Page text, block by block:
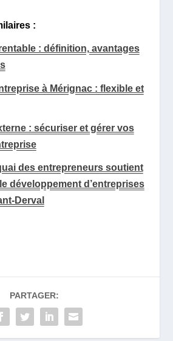
:
: définition, avantages
à Mérignac : flexible et
: sécuriser et gérer vos
des entrepreneurs soutient
développement d’entreprises
Derval
PARTAGER: